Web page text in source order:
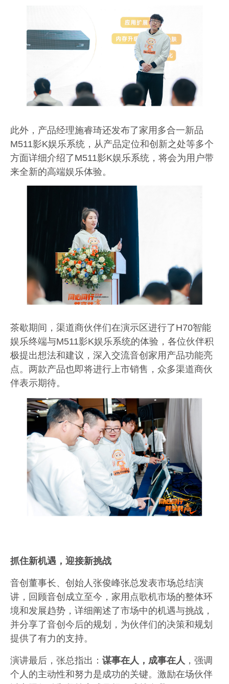
此外，产品经理施睿琦还发布了家用多合一新品
M511影K娱乐系统 ，从产品定位和创新之处等多个
方面详细介绍了M511影K娱乐系统 ，将会为用户带
来全新的高端娱乐体验。
茶歇期间，渠道商伙伴们在演示区进行了H70智能
娱乐终端与M511影K娱乐系统的体验，各位伙伴积
极提出想法和建议，深入交流音创家用产品功能亮
点。两款产品也即将进行上市销售，众多渠道商伙
伴表示期待。
抓住新机遇，迎接新挑战
音创董事长、创始人张俊峰张总发表市场总结演
讲，回顾音创成立至今，家用点歌机市场的整体环
境和发展趋势，详细阐述了市场中的机遇与挑战，
并分享了音创今后的规划，为伙伴们的决策和规划
提供了有力的支持。
演讲最后，张总指出： 谋事在人，成事在人 ，强调
个人的主动性和努力是成功的关键。激励在场伙伴